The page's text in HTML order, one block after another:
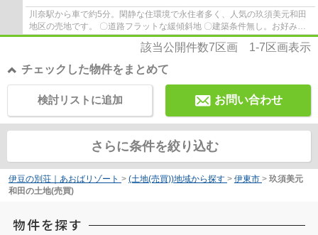
川奈駅から車で約5分。閑静な住環境で永住者多く、人気の玖須美元和田
地区の売地です。 〇道路フラットな緩傾斜地 〇建築条件無し。お好みの
プランで建築が可能です 〇アピタまで徒歩...
該当公開件数7区画 1-7区画表示
チェックした物件をまとめて
お問い合わせ
検討リストに追加
さらに条件を絞り込む
伊豆の別荘｜あおばリゾート > (土地(売買))地域から探す > 伊東市 > 玖須美元
和田の土地(売買)
物件を探す